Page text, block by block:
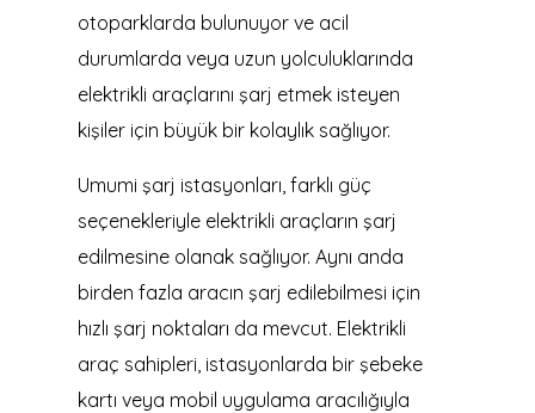
otoparklarda bulunuyor ve acil
durumlarda veya uzun yolculuklarında
elektrikli araçlarını şarj etmek isteyen
kişiler için büyük bir kolaylık sağlıyor.
Umumi şarj istasyonları, farklı güç
seçenekleriyle elektrikli araçların şarj
edilmesine olanak sağlıyor. Aynı anda
birden fazla aracın şarj edilebilmesi için
hızlı şarj noktaları da mevcut. Elektrikli
araç sahipleri, istasyonlarda bir şebeke
kartı veya mobil uygulama aracılığıyla